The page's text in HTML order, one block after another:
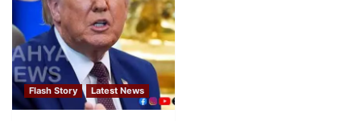
Flash Story Latest News